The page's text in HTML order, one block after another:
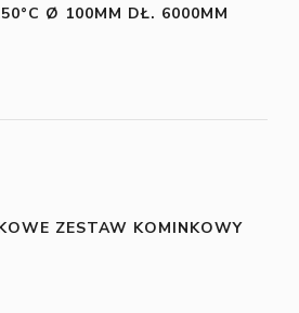
Ø 100MM DŁ. 6000MM
ZESTAW KOMINKOWY